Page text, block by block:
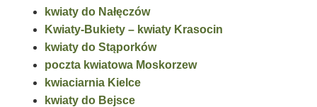
kwiaty do Nałęczów
Kwiaty-Bukiety – kwiaty Krasocin
kwiaty do Stąporków
poczta kwiatowa Moskorzew
kwiaciarnia Kielce
kwiaty do Bejsce